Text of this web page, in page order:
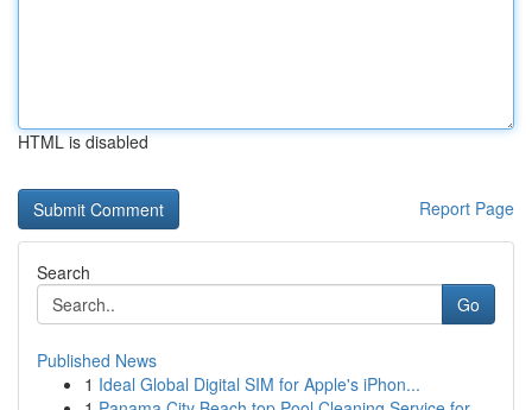
HTML is disabled
Report Page
Search
Go
Published News
1 Ideal Global Digital SIM for Apple's iPhon...